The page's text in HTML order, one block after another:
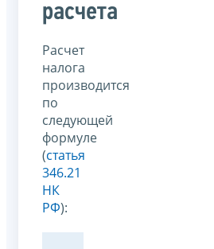
расчета
Расчет
налога
производится
по
следующей
формуле
(статья
346.21
НК
РФ):